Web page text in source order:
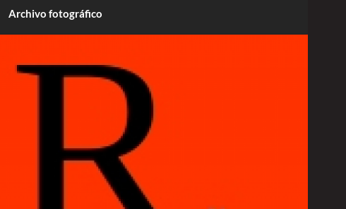
Archivo fotográfico